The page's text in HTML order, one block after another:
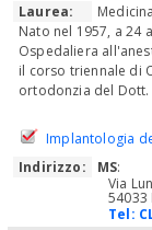
Laurea:
Nato nel 1957, a 24
Ospedaliera
il corso triennale di
ortodonzia del Dott.
Implantologia
Indirizzo:
MS:
Via
54033
Tel: